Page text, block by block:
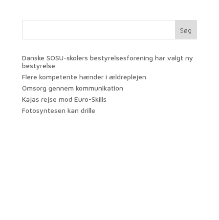
Søg
Danske SOSU-skolers bestyrelsesforening har valgt ny
bestyrelse
Flere kompetente hænder i ældreplejen
Omsorg gennem kommunikation
Kajas rejse mod Euro-Skills
Fotosyntesen kan drille